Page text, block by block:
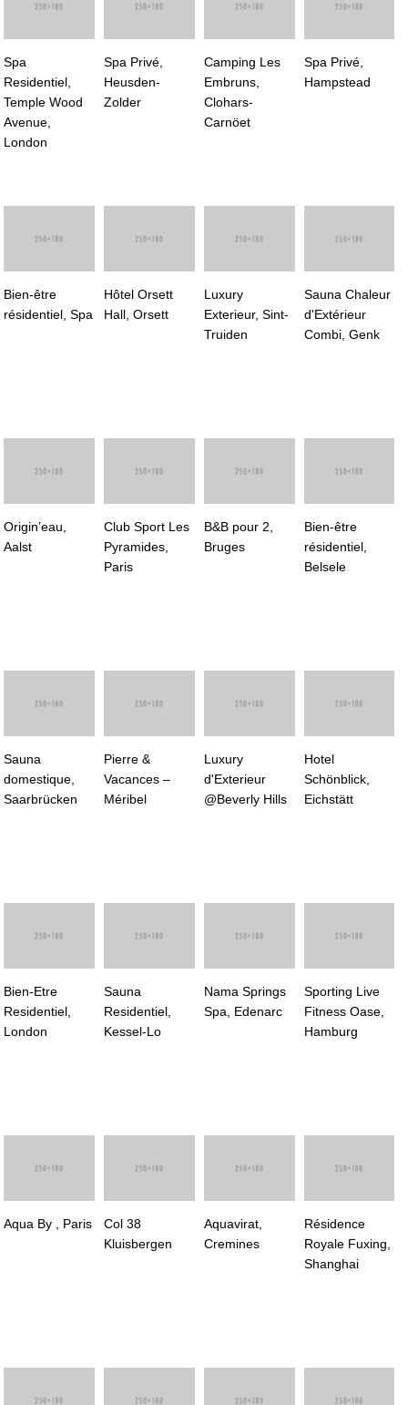
Spa
Residentiel,
Temple Wood
Avenue,
London
Spa Privé,
Heusden-
Zolder
Camping Les
Embruns,
Clohars-
Carnöet
Spa Privé,
Hampstead
Bien-être
résidentiel, Spa
Hôtel Orsett
Hall, Orsett
Luxury
Exterieur, Sint-
Truiden
Sauna Chaleur
d'Extérieur
Combi, Genk
Origin’eau,
Aalst
Club Sport Les
Pyramides,
Paris
B&B pour 2,
Bruges
Bien-être
résidentiel,
Belsele
Sauna
domestique,
Saarbrücken
Pierre &
Vacances –
Méribel
Luxury
d'Exterieur
@Beverly Hills
Hotel
Schönblick,
Eichstätt
Bien-Etre
Residentiel,
London
Sauna
Residentiel,
Kessel-Lo
Nama Springs
Spa, Edenarc
Sporting Live
Fitness Oase,
Hamburg
Aqua By , Paris
Col 38
Kluisbergen
Aquavirat,
Cremines
Résidence
Royale Fuxing,
Shanghai